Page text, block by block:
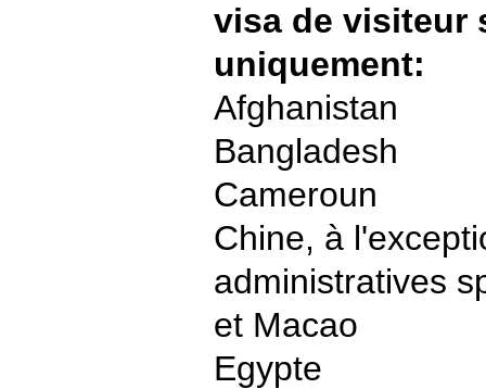
visa de visiteur
uniquement:
Afghanistan
Bangladesh
Cameroun
Chine, à
administratives
et Macao
Egypte